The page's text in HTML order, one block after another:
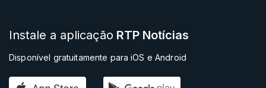
Instale a aplicação RTP Notícias
Disponível gratuitamente para iOS e Android